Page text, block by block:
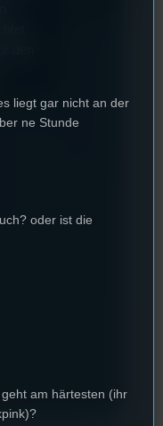
liegt gar nicht an der
ne Stunde
oder ist die
am härtesten (ihr